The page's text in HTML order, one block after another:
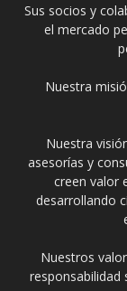
Sus socios y
el mercado
Nuestra
Nuestra
asesorías y
creen valor
desarrollando
Nuestros
responsabilidad